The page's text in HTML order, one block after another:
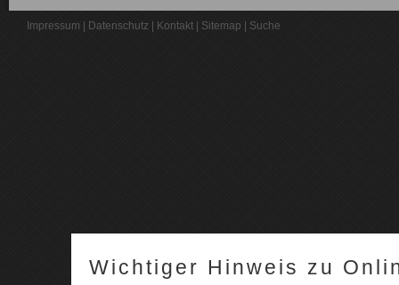
Impressum Datenschutz Kontakt Sitemap Suche
Wichtiger Hinweis zu